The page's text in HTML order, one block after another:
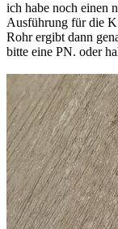
ich habe noch einen
Ausführung für die
Rohr ergibt dann
bitte eine PN. oder